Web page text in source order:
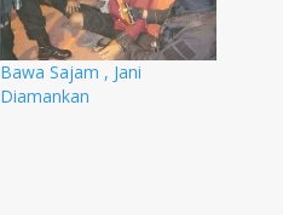
Bawa Sajam , Jani
Diamankan